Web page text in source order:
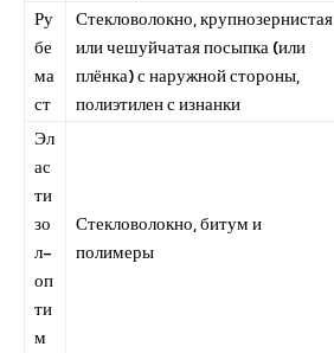
Ру
бе
ма
ст
Стекловолокно, крупнозернистая
или чешуйчатая посыпка (или
плёнка) с наружной стороны,
полиэтилен с изнанки
Эл
ас
ти
зо
л-
оп
ти
м
Стекловолокно, битум и
полимеры